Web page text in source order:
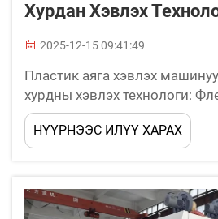
Хурдан Хэвлэх
2025-12-15 09:41:49
Пластик аяга хэвлэх
хурдны хэвлэх технологи:
арга – их хэмжээний пластик
доминант Флексографик
хэмжээний пластик аяга
НҮҮРНЭЭС ИЛҮҮ ХАРАХ